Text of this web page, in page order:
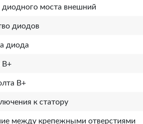
моста внешний
диодов
диода
B+
к статору
между крепежными отверстиями